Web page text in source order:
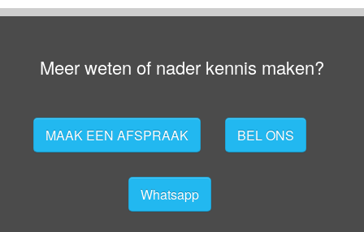
Meer weten of nader kennis maken?
MAAK EEN AFSPRAAK BEL ONS
Whatsapp